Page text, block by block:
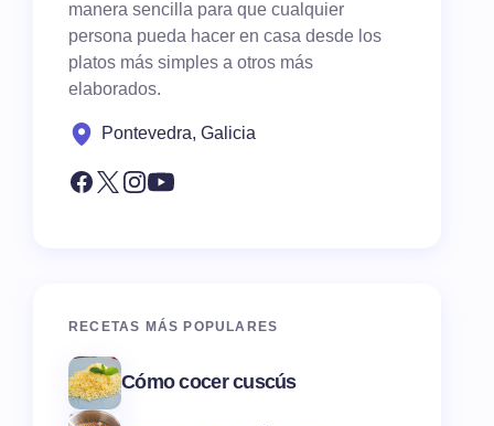
manera sencilla para que cualquier
persona pueda hacer en casa desde los
platos más simples a otros más
elaborados.
Pontevedra, Galicia
RECETAS MÁS POPULARES
Cómo cocer cuscús